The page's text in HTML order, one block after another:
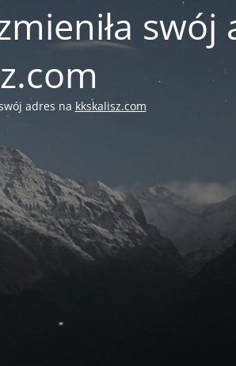
swój
adres na kkskalisz.com